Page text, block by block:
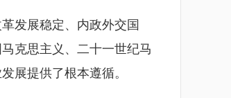
发展稳定、内政外交国
克思主义、二十一世纪马
展提供了根本遵循。